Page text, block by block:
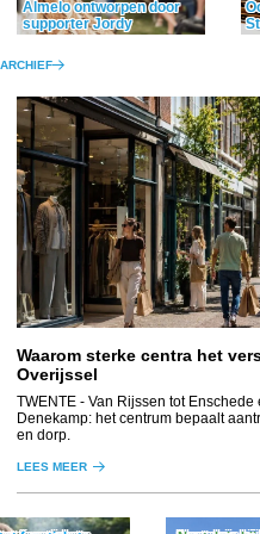
Almelo ontworpen door
supporter Jordy
Waarom sterke centra het
Overijssel
TWENTE - Van Rijssen tot
Denekamp: het centrum bepaalt
en dorp.
LEES MEER